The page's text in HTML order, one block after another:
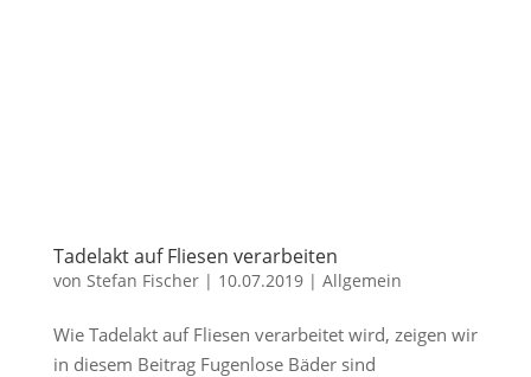
Tadelakt auf Fliesen verarbeiten
von Stefan Fischer| 10.07.2019| Allgemein
Wie Tadelakt auf Fliesen verarbeitet wird, zeigen wir
in diesem Beitrag Fugenlose Bäder sind